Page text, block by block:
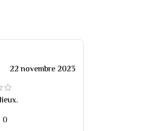
22 novembre 2023
0